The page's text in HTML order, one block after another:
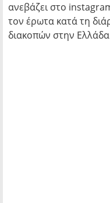
ανεβάζει στο
τον έρωτα κατά τη
διακοπών στην